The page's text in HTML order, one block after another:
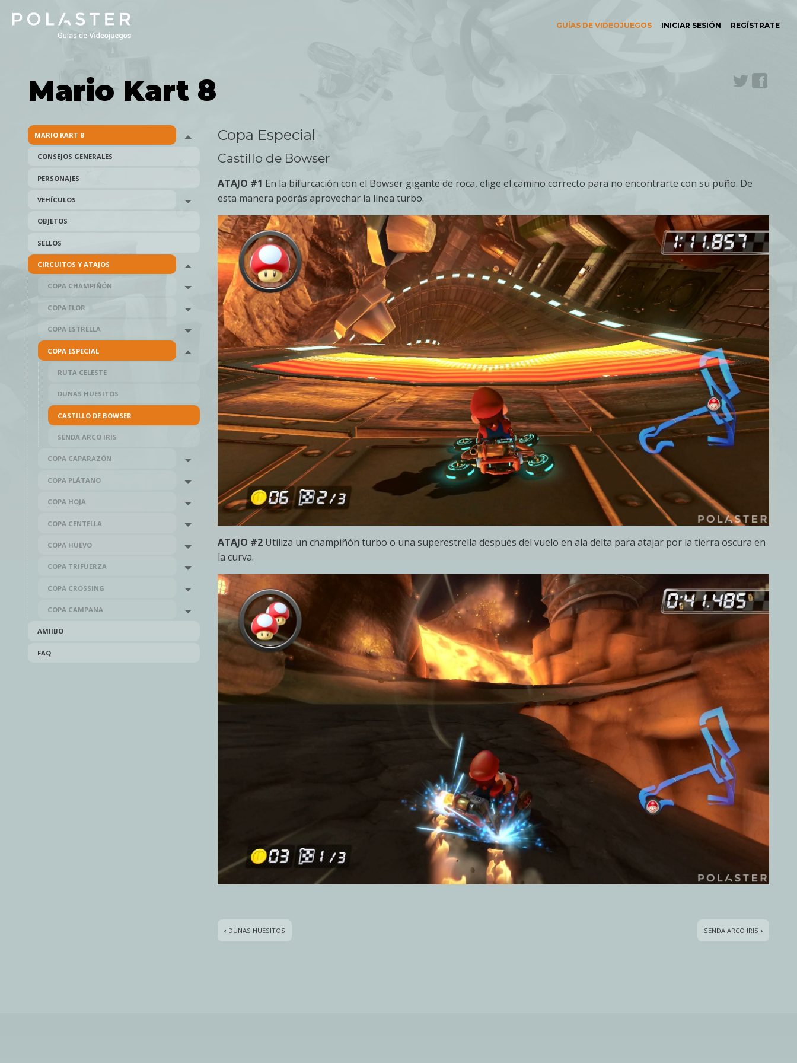
GUÍAS DE VIDEOJUEGOS INICIAR SESIÓN REGÍSTRATE
Mario Kart 8 Twitter
MARIO KART 8 Toggle menu
CONSEJOS GENERALES
PERSONAJES
VEHÍCULOS Toggle menu
OBJETOS
SELLOS
CIRCUITOS Y ATAJOS Toggle menu
COPA CHAMPIÑÓN Toggle menu
COPA FLOR Toggle menu
COPA ESTRELLA Toggle menu
COPA ESPECIAL Toggle menu
RUTA CELESTE
DUNAS HUESITOS
CASTILLO DE BOWSER
SENDA ARCO IRIS
COPA CAPARAZÓN Toggle menu
COPA PLÁTANO Toggle menu
COPA HOJA Toggle menu
COPA CENTELLA Toggle menu
COPA HUEVO Toggle menu
COPA TRIFUERZA Toggle menu
COPA CROSSING Toggle menu
COPA CAMPANA Toggle menu
AMIIBO
FAQ
Copa Especial
Castillo de Bowser
ATAJO #1 En la bifurcación con el Bowser gigante de roca, elige el camino correcto para no encontrarte con su puño. De
esta manera podrás aprovechar la línea turbo.
ATAJO #2 Utiliza un champiñón turbo o una superestrella después del vuelo en ala delta para atajar por la tierra oscura en
la curva.
‹ DUNAS HUESITOS SENDA ARCO IRIS ›